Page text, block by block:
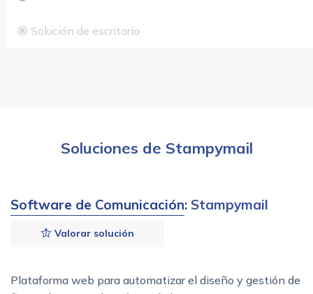
Solución de escritorio
Soluciones de Stampymail
Software de Comunicación: Stampymail
Valorar solución
Plataforma web para automatizar el diseño y gestión de